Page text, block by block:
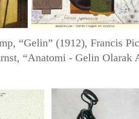
“Gelin” (1912), Francis
“Anatomi - Gelin Olarak